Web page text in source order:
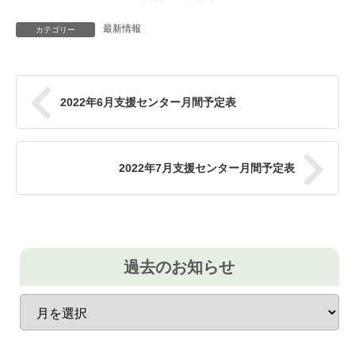
カテゴリー 最新情報
2022年6月支援センター月間予定表
2022年7月支援センター月間予定表
過去のお知らせ
過
の